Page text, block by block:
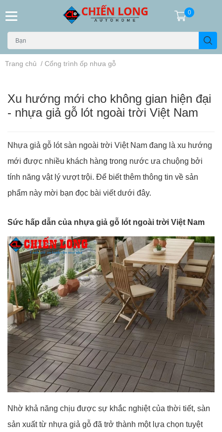
0
Trang chủ / Cổng trình ốp nhưa gỗ
Xu hướng mới cho không gian hiện đại
- nhựa giả gỗ lót ngoài trời Việt Nam
Nhựa giả gỗ lót sàn ngoài trời Việt Nam đang là xu hướng
mới được nhiều khách hàng trong nước ưa chuộng bởi
tính năng vật lý vượt trội. Để biết thêm thông tin về sản
phẩm này mời bạn đọc bài viết dưới đây.
Sức hấp dẫn của nhựa giả gỗ lót ngoài trời Việt Nam
Nhờ khả năng chịu được sự khắc nghiệt của thời tiết, sàn
sản xuất từ nhựa giả gỗ đã trở thành một lựa chọn tuyệt